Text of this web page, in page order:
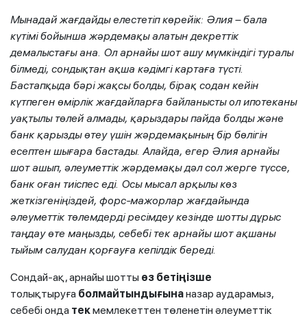
Мынадай жағдайды елестетіп көрейік: Әлия – бала
күтімі бойынша жәрдемақы алатын декреттік
демалыстағы ана. Ол арнайы шот ашу мүмкіндігі туралы
білмеді, сондықтан ақша кәдімгі картаға түсті.
Бастапқыда бәрі жақсы болды, бірақ содан кейін
күтпеген өмірлік жағдайларға байланысты ол ипотеканы
уақтылы төлей алмады, қарыздары пайда болды және
банк қарызды өтеу үшін жәрдемақының бір бөлігін
есептен шығара бастады. Алайда, егер Әлия арнайы
шот ашып, әлеуметтік жәрдемақы дәл сол жерге түссе,
банк оған тиіспес еді. Осы мысал арқылы көз
жеткізгеніңіздей, форс-мажорлар жағдайында
әлеуметтік төлемдерді ресімдеу кезінде шотты дұрыс
таңдау өте маңызды, себебі тек арнайы шот ақшаны
тыйым салудан қорғауға кепілдік береді.
Сондай-ақ, арнайы шотты өз бетіңізше
толықтыруға болмайтындығынаназар аударамыз,
себебі онда текмемлекеттен төленетін әлеуметтік